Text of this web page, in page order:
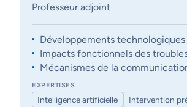
Professeur adjoint
Développements
Impacts fonctionnels des
Mécanismes de la
EXPERTISES
Intelligence artificielle Intervention